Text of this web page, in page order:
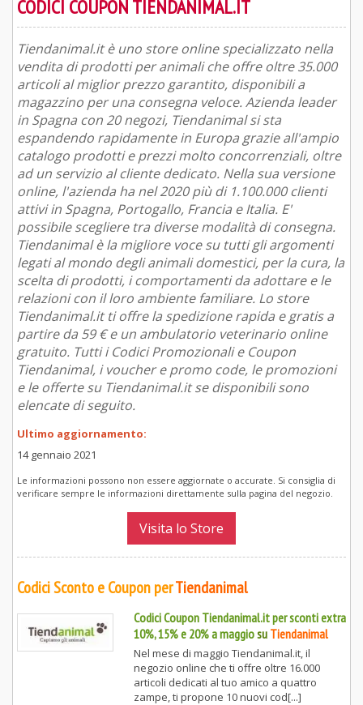
CODICI COUPON TIENDANIMAL.IT
Tiendanimal.it è uno store online specializzato nella
vendita di prodotti per animali che offre oltre 35.000
articoli al miglior prezzo garantito, disponibili a
magazzino per una consegna veloce. Azienda leader
in Spagna con 20 negozi, Tiendanimal si sta
espandendo rapidamente in Europa grazie all'ampio
catalogo prodotti e prezzi molto concorrenziali, oltre
ad un servizio al cliente dedicato. Nella sua versione
online, l'azienda ha nel 2020 più di 1.100.000 clienti
attivi in Spagna, Portogallo, Francia e Italia. E'
possibile scegliere tra diverse modalità di consegna.
Tiendanimal è la migliore voce su tutti gli argomenti
legati al mondo degli animali domestici, per la cura, la
scelta di prodotti, i comportamenti da adottare e le
relazioni con il loro ambiente familiare. Lo store
Tiendanimal.it ti offre la spedizione rapida e gratis a
partire da 59 € e un ambulatorio veterinario online
gratuito. Tutti i Codici Promozionali e Coupon
Tiendanimal, i voucher e promo code, le promozioni
e le offerte su Tiendanimal.it se disponibili sono
elencate di seguito.
Ultimo aggiornamento:
14 gennaio 2021
Le informazioni possono non essere aggiornate o accurate. Si consiglia di
verificare sempre le informazioni direttamente sulla pagina del negozio.
Visita lo Store
Codici Sconto e Coupon perTiendanimal
Codici Coupon Tiendanimal.it per sconti extra
10%, 15% e 20% a maggiosu Tiendanimal
Nel mese di maggio Tiendanimal.it, il
negozio online che ti offre oltre 16.000
articoli dedicati al tuo amico a quattro
zampe, ti propone 10 nuovi cod[...]